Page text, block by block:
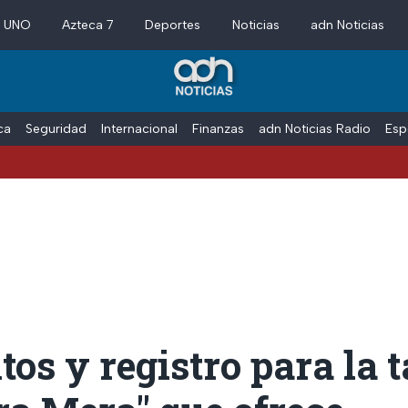
Azteca 7 Deportes Noticias adn Noticias
Seguridad Internacional Finanzas adn Noticias Radio
y registro para la